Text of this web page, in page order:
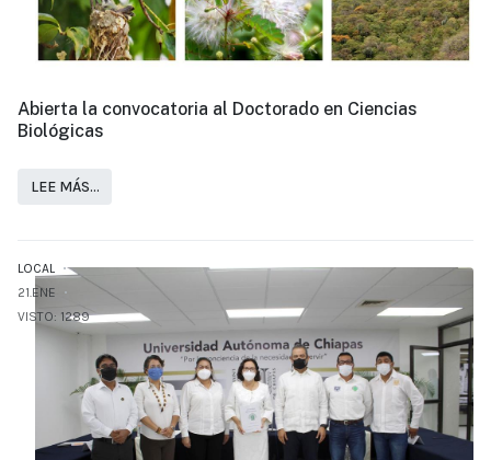
Abierta la convocatoria al Doctorado en Ciencias
Biológicas
LEE MÁS…
LOCAL
21.ENE
VISTO: 1289